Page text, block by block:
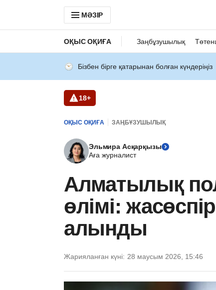
МӘЗІР
ОҚЫС ОҚИҒА Заңбұзушылық
Бізбен бірге қатарынан болған күндеріңіз
18+
ОҚЫС ОҚИҒА ЗАҢБҰЗУШЫЛЫҚ
Эльмира Асқарқызы
Аға журналист
Алматылық
өлімі:
алынды
Жарияланған күні: 28 маусым 2026, 15:46